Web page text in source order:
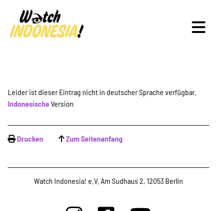
Schwerpunkte
Veranstaltungen
Publikationen
Leider ist dieser Eintrag nicht in deutscher Sprache verfügbar.
IndonesischeVersion
Drucken Zum Seitenanfang
Watch Indonesia! e.V. Am Sudhaus 2, 12053 Berlin